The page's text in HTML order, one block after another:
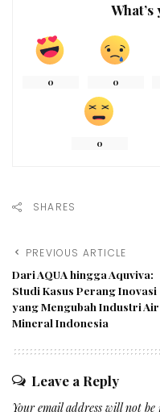
0 0
0
SHARES
PREVIOUS ARTICLE
Dari AQUA hingga Aquviva:
Studi Kasus Perang Inovasi
yang Mengubah Industri Air
Mineral Indonesia
Leave a Reply
Your email address will not be